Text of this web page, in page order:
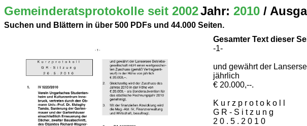
Gemeinderatsprotokolle seit 2002Jahr: 2010 /
Suchen und Blättern in über 500 PDFs und 44.000 Seiten.
Gesamter Text dieser
-1-
und gewährt der
jährlich
€ 20.000,--.
K u r z p r o t o k o l l
G R - S i t z u n g
2 0 . 5 . 2 0 1 0